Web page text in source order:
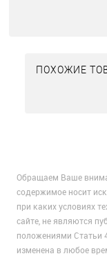
ПОХОЖИЕ
Обращаем Ваше
содержимое носит
при каких условиях
сайте, не являются
положениями Статьи
изменена в любое